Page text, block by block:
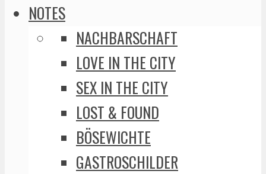
NOTES
NACHBARSCHAFT
LOVE IN THE CITY
SEX IN THE CITY
LOST & FOUND
BÖSEWICHTE
GASTROSCHILDER